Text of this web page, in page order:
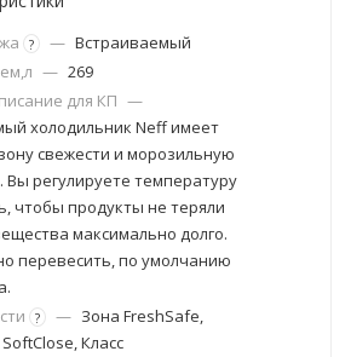
? — Встраиваемый
— 269
для КП —
холодильник Neff имеет
свежести и морозильную
Вы регулируете температуру
чтобы продукты не теряли
максимально долго.
перевесить, по умолчанию
? — Зона FreshSafe,
Класс